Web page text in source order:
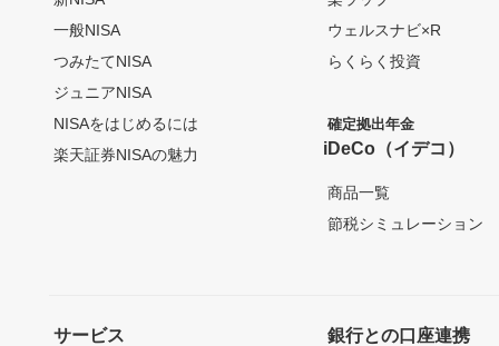
一般NISA
つみたてNISA
ジュニアNISA
NISAをはじめるには
楽天証券NISAの魅力
ウェルスナビ×R
らくらく投資
確定拠出年金
iDeCo（イデコ）
商品一覧
節税シミュレーション
サービス 銀行との口座連携